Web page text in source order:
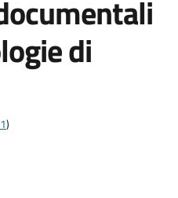
di
)